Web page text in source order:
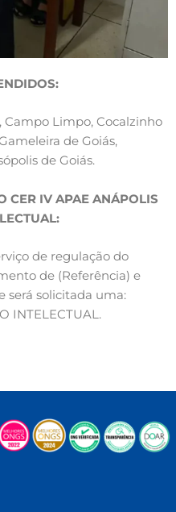
Campo Limpo, Cocalzinho
de Goiás,
de Goiás.
CER IV APAE ANÁPOLIS
de regulação do
de (Referência) e
será solicitada uma:
INTELECTUAL.